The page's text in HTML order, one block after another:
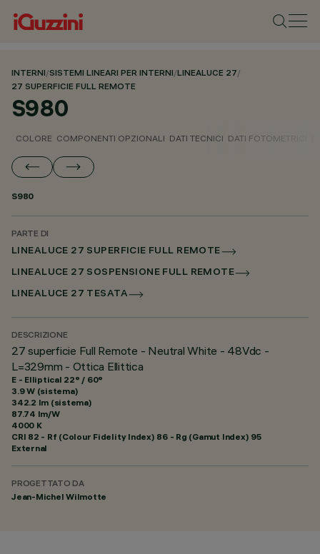
INTERNI/SISTEMI LINEARI PER INTERNI/LINEALUCE 27/
27 SUPERFICIE FULL REMOTE
S980
COLORE COMPONENTI OPZIONALI DATI TECNICI DATI FOTOMETRICI
S980
PARTE DI
LINEALUCE 27 SUPERFICIE FULL REMOTE
LINEALUCE 27 SOSPENSIONE FULL REMOTE
LINEALUCE 27 TESATA
DESCRIZIONE
27 superficie Full Remote - Neutral White - 48Vdc -
L=329mm - Ottica Ellittica
E - Elliptical 22° / 60°
3.9 W (sistema)
342.2 lm (sistema)
87.74 lm/W
4000 K
CRI 82 - Rf (Colour Fidelity Index) 86 - Rg (Gamut Index) 95
External
PROGETTATO DA
Jean-Michel Wilmotte